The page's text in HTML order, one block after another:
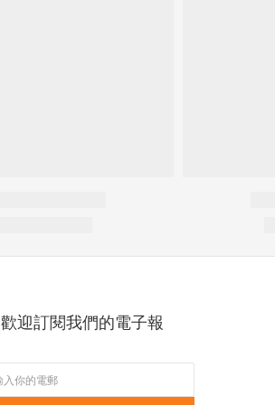
歡迎訂閱我們的電子報